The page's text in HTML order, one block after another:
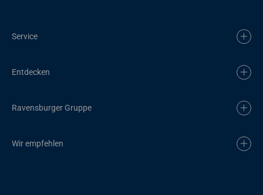
Service
Entdecken
Ravensburger Gruppe
Wir empfehlen